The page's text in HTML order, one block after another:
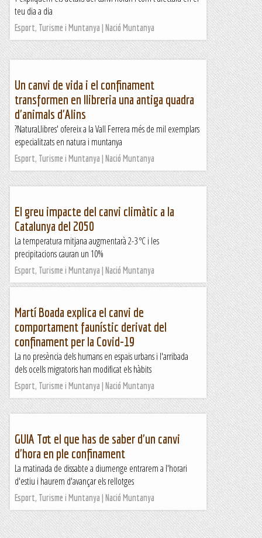
teu dia a dia
Esport, Turisme i Muntanya | Nació Muntanya
Un canvi de vida i el confinament
transformen en llibreria una antiga quadra
d'animals d'Alins
?NaturaLlibres' ofereix a la Vall Ferrera més de mil exemplars
especialitzats en natura i muntanya
Esport, Turisme i Muntanya | Nació Muntanya
El greu impacte del canvi climàtic a la
Catalunya del 2050
La temperatura mitjana augmentarà 2-3 ºC i les
precipitacions cauran un 10%
Esport, Turisme i Muntanya | Nació Muntanya
Martí Boada explica el canvi de
comportament faunístic derivat del
confinament per la Covid-19
La no presència dels humans en espais urbans i l'arribada
dels ocells migratoris han modificat els hàbits
Esport, Turisme i Muntanya | Nació Muntanya
GUIA Tot el que has de saber d'un canvi
d'hora en ple confinament
La matinada de dissabte a diumenge entrarem a l'horari
d'estiu i haurem d'avançar els rellotges
Esport, Turisme i Muntanya | Nació Muntanya